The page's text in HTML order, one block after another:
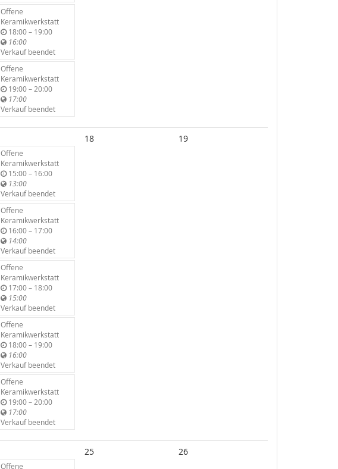
Offene
Keramikwerkstatt
18:00–b
s
19:00
16:00
Verkauf beendet
Offene
Keramikwerkstatt
19:00–b
s
20:00
17:00
Verkauf beendet
Offene
Keramikwerkstatt
15:00–b
s
16:00
13:00
Verkauf beendet
Offene
Keramikwerkstatt
16:00–b
s
17:00
14:00
Verkauf beendet
Offene
Keramikwerkstatt
17:00–b
s
18:00
15:00
Verkauf beendet
Offene
Keramikwerkstatt
18:00–b
s
19:00
16:00
Verkauf beendet
Offene
Keramikwerkstatt
19:00–b
s
20:00
17:00
Verkauf beendet
18 19
Offene
25 26